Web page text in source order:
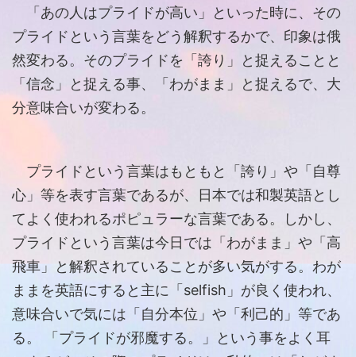
「あの人はプライドが高い」といった時に、その
プライドという言葉をどう解釈するかで、印象は俄
然変わる。そのプライドを「誇り」と捉えることと
「信念」と捉える事、「わがまま」と捉えるで、大
分意味合いが変わる。
プライドという言葉はもともと「誇り」や「自尊
心」等を表す言葉であるが、日本では和製英語とし
てよく使われるポピュラーな言葉である。しかし、
プライドという言葉は今日では「わがまま」や「高
飛車」と解釈されていることが多い気がする。わが
ままを英語にすると主に「selfish」が良く使われ、
意味合いで気には「自分本位」や「利己的」等であ
る。 「プライドが邪魔する。」という事をよく耳